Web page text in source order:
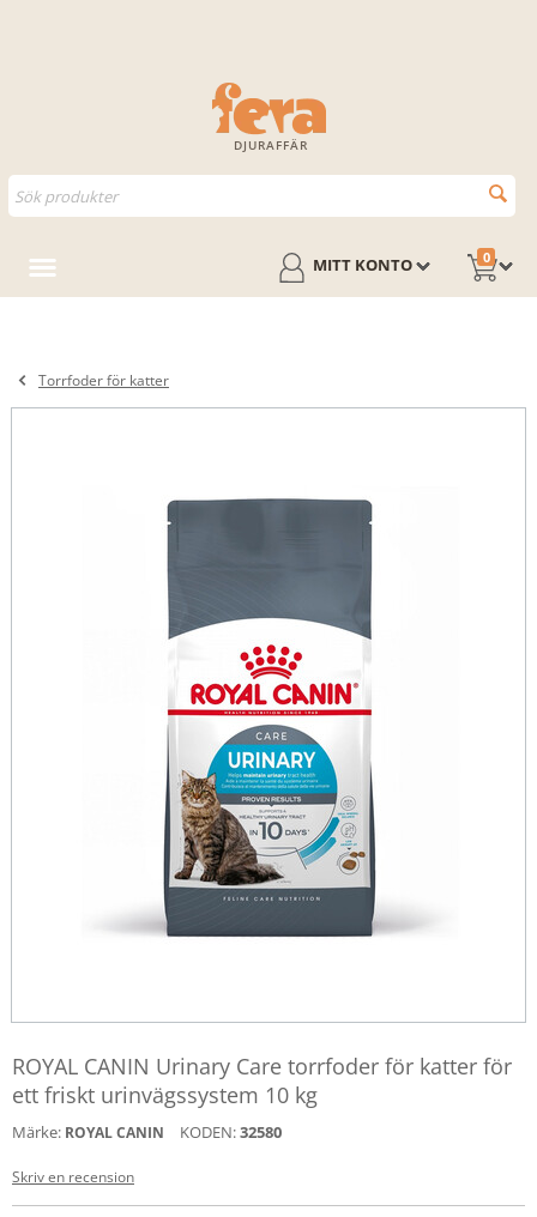
DJURAFFÄR
0
MITT KONTO
Torrfoder för katter
ROYAL CANIN Urinary Care torrfoder för katter för
ett friskt urinvägssystem 10 kg
Märke: ROYAL CANIN KODEN:32580
Skriv en recension